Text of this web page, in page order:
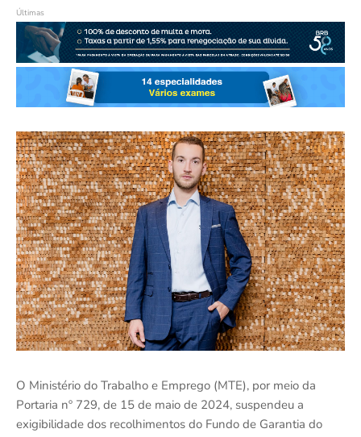
Últimas
O Ministério do Trabalho e Emprego (MTE), por meio da
Portaria nº 729, de 15 de maio de 2024, suspendeu a
exigibilidade dos recolhimentos do Fundo de Garantia do